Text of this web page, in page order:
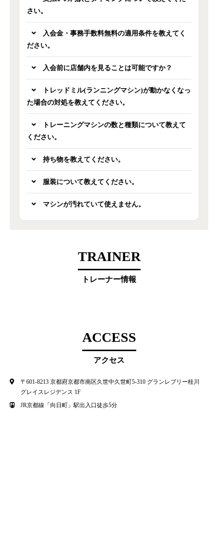
さい。
入会金・事務手数料無料の適用条件を教えてく
ださい。
入会前に店舗内を見ることは可能ですか？
トレッドミル(ランニングマシン)が動かなくなっ
た場合の対処を教えてください。
トレーニングマシンの数と種類について教えて
ください。
持ち物を教えてください。
服装について教えてください。
マシンが汚れていて使えません。
TRAINER
トレーナー情報
ACCESS
アクセス
〒601-8213 京都府京都市南区久世中久世町5-310 グランレブリー桂川
グレイスレジデンス 1F
JR京都線「向日町」駅出入口徒歩5分